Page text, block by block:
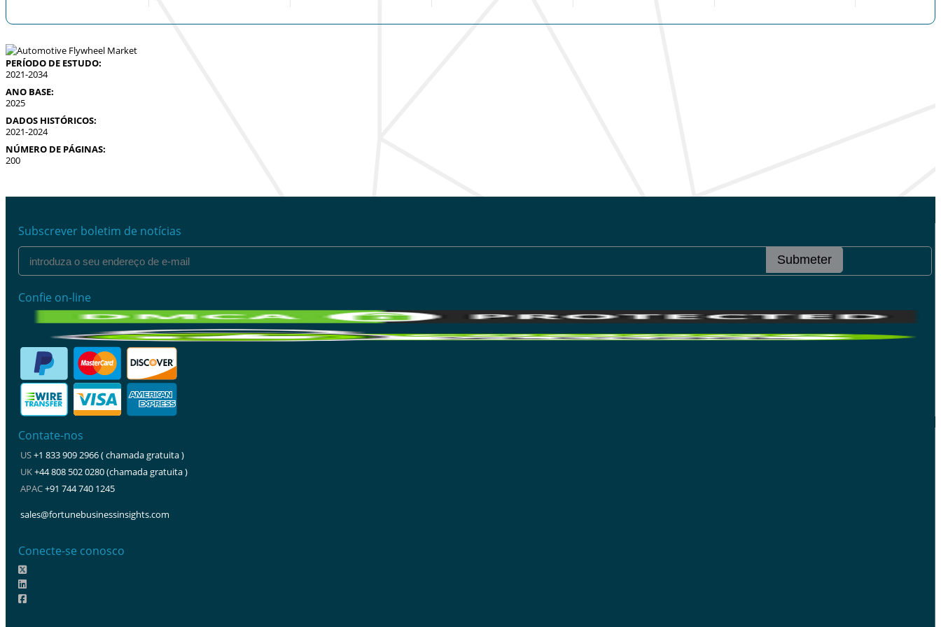
PERÍODO DE ESTUDO:
2021-2034
ANO BASE:
2025
DADOS HISTÓRICOS:
2021-2024
NÚMERO DE PÁGINAS:
200
Subscrever boletim de notícias
Submeter
Confie on-line
Contate-nos
US+1 833 909 2966 ( chamada gratuita )
UK+44 808 502 0280 (chamada gratuita )
APAC+91 744 740 1245
sales@fortunebusinessinsights.com
Conecte-se conosco